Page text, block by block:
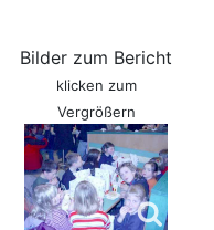
Bilder zum Bericht
klicken zum
Vergrößern